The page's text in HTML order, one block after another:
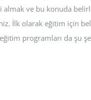
ve bu konuda
İlk olarak eğitim için
programları da şu